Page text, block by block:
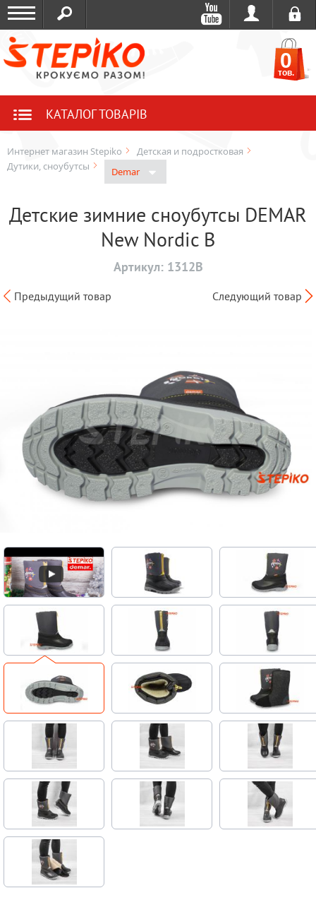
0
тов.
КАТАЛОГ ТОВАРІВ
Интернет магазин Stepiko
Детская и подростковая
Дутики, сноубутсы
Demar
Детские зимние сноубутсы DEMAR
New Nordic B
Артикул: 1312B
Предыдущий товар Следующий товар